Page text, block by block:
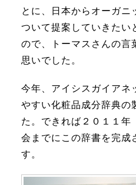
とに、日本からオーガニ
ついて提案していきたい
ので、トーマスさんの言
思いでした。
今年、アイシスガイアネ
やすい化粧品成分辞典の
た。できれば２０１１年
会までにこの辞書を完成
す。